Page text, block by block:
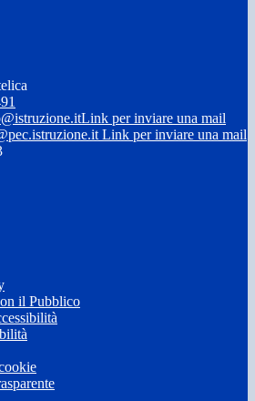
Link per inviare una mail
Link per inviare una mail
il Pubblico